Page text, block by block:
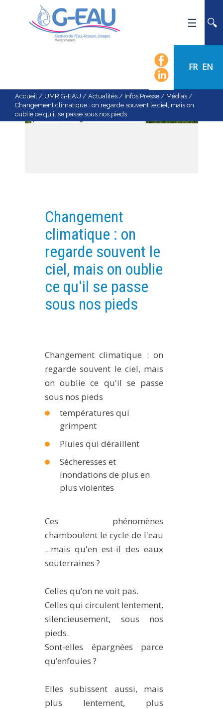
FR EN
ACTUALITÉS
AGENDA
CALENDRIER DES ÉVÈNEMENTS
RECHERCHE
PLATEFORMES EXPÉRIMENTALES
IMPLANTATIONS GÉOGRAPHIQUES
PROJETS EN COURS
PROJETS TERMINÉS
NOS RÉSEAUX SCIENTIFIQUES ET TECHNIQUES
FORMATION CONTINUE
FORMATION DOCTORALE
THÈSES EN COURS
PRODUCTION
MÉTHODES ET OUTILS
PUBLICATIONS SUR HAL
NOTES THÉMATIQUES
Accueil / UMR G-EAU / Actualités / Infos Presse / Médias /
Changement climatique : on regarde souvent le ciel, mais on
oublie ce qu'il se passe sous nos pieds
Changement
climatique : on
regarde souvent le
ciel, mais on oublie
ce qu'il se passe
sous nos pieds
Changement climatique : on
regarde souvent le ciel, mais
on oublie ce qu'il se passe
sous nos pieds
températures qui
grimpent
Pluies qui déraillent
Sécheresses et
inondations de plus en
plus violentes
Ces phénomènes
chamboulent le cycle de l'eau
...mais qu'en est-il des eaux
souterraines ?
Celles qu’on ne voit pas.
Celles qui circulent lentement,
silencieusement, sous nos
pieds.
Sont-elles épargnées parce
qu’enfouies ?
Elles subissent aussi, mais
plus lentement, plus